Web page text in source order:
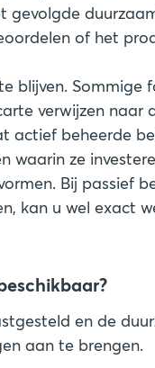
of het
blijven. Sommige
verwijzen naar
actief beheerde
waarin ze
Bij passief
kan u wel exact
en de
aan te brengen.